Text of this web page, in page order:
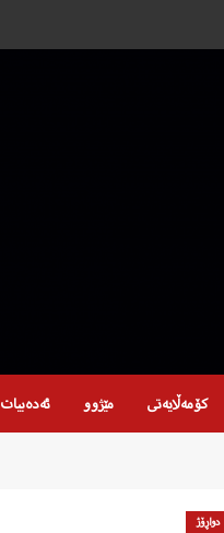
کۆمەڵایەتی مێژوو ئەدەبیات
دواڕۆژ